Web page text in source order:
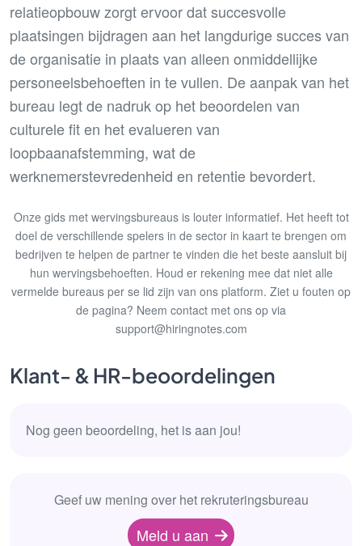
relatieopbouw zorgt ervoor dat succesvolle
plaatsingen bijdragen aan het langdurige succes van
de organisatie in plaats van alleen onmiddellijke
personeelsbehoeften in te vullen. De aanpak van het
bureau legt de nadruk op het beoordelen van
culturele fit en het evalueren van
loopbaanafstemming, wat de
werknemerstevredenheid en retentie bevordert.
Onze gids met wervingsbureaus is louter informatief. Het heeft tot
doel de verschillende spelers in de sector in kaart te brengen om
bedrijven te helpen de partner te vinden die het beste aansluit bij
hun wervingsbehoeften. Houd er rekening mee dat niet alle
vermelde bureaus per se lid zijn van ons platform. Ziet u fouten op
de pagina? Neem contact met ons op via
support@hiringnotes.com
Klant- & HR-beoordelingen
Nog geen beoordeling, het is aan jou!
Geef uw mening over het rekruteringsbureau
Meld u aan